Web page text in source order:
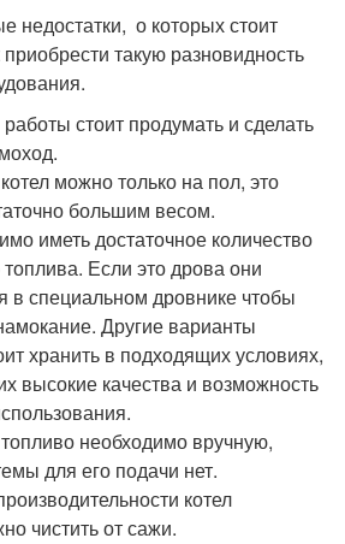
недостатки, о которых стоит
такую разновидность
стоит продумать и сделать
можно только на пол, это
большим весом.
иметь достаточное количество
Если это дрова они
в специальном дровнике чтобы
Другие варианты
хранить в подходящих условиях,
высокие качества и возможность
необходимо вручную,
для его подачи нет.
котел
чистить от сажи.